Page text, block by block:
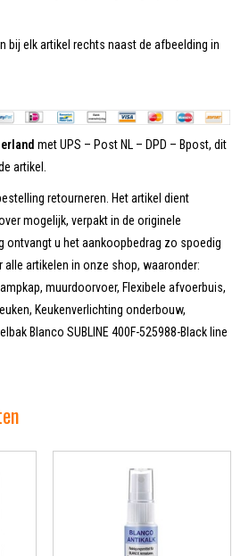
bij elk artikel rechts naast de afbeelding in
met UPS – Post NL – DPD – Bpost, dit
artikel.
retourneren. Het artikel dient
mogelijk, verpakt in de originele
ontvangt u het aankoopbedrag zo spoedig
artikelen in onze shop, waaronder:
muurdoorvoer, Flexibele afvoerbuis,
Keukenverlichting onderbouw,
Blanco SUBLINE 400F-525988-Black line